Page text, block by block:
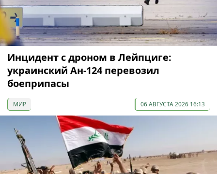
Инцидент с дроном в Лейпциге:
украинский Ан-124 перевозил
боеприпасы
МИР 06 АВГУСТА 2026 16:13